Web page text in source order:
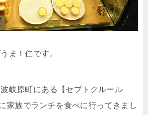
ま！仁です。
岐原町にある【セプトクルール
家族でランチを食べに行ってきまし